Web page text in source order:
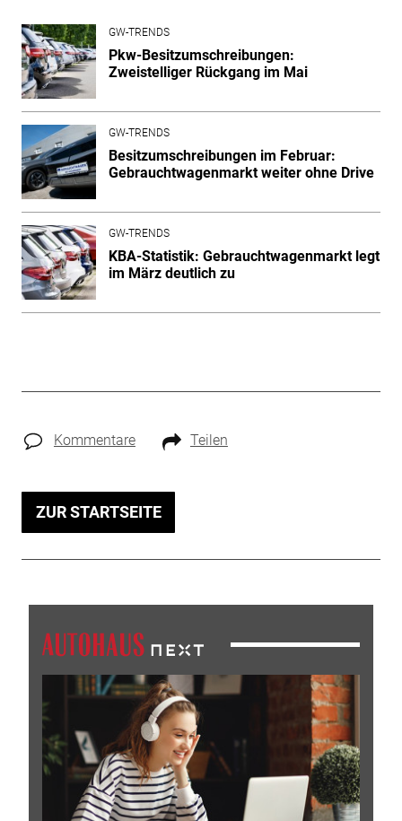
GW-TRENDS
Pkw-Besitzumschreibungen:
Zweistelliger Rückgang im Mai
GW-TRENDS
Besitzumschreibungen im Februar:
Gebrauchtwagenmarkt weiter ohne Drive
GW-TRENDS
KBA-Statistik: Gebrauchtwagenmarkt legt
im März deutlich zu
Kommentare Teilen
ZUR STARTSEITE